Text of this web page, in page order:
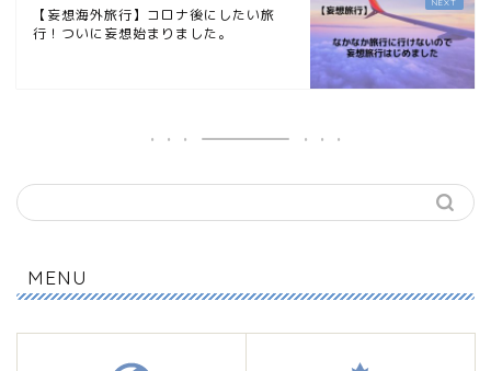
【妄想海外旅行】コロナ後にしたい旅
行！ついに妄想始まりました。
MENU